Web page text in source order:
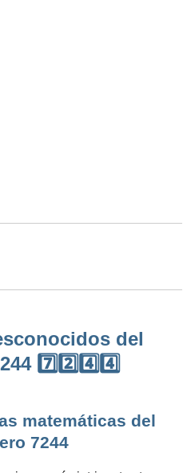
del
7️⃣2️⃣4️⃣4️⃣
matemáticas del
7244